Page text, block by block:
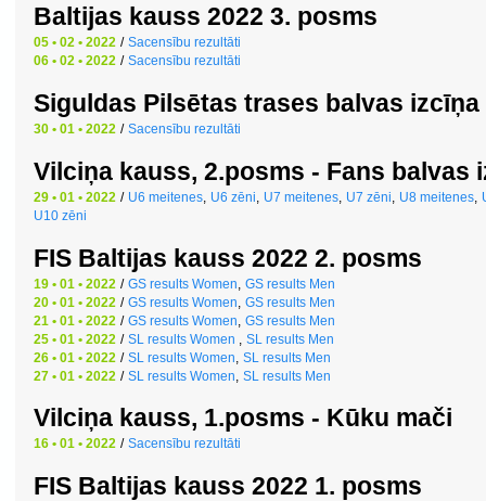
Baltijas kauss 2022 3. posms
05 • 02 • 2022 / Sacensību rezultāti
06 • 02 • 2022 / Sacensību rezultāti
Siguldas Pilsētas trases balvas izcīņa
30 • 01 • 2022 / Sacensību rezultāti
Vilciņa kauss, 2.posms - Fans balvas
29 • 01 • 2022 / U6 meitenes, U6 zēni, U7 meitenes, U7 zēni, U8 meitenes,
U10 zēni
FIS Baltijas kauss 2022 2. posms
19 • 01 • 2022 / GS results Women GS results Men
20 • 01 • 2022 / GS results Women GS results Men
21 • 01 • 2022 / GS results Women GS results Men
25 • 01 • 2022 / SL results Women
SL results Men
26 • 01 • 2022 / SL results Women SL results Men
27 • 01 • 2022 / SL results Women SL results Men
Vilciņa kauss, 1.posms - Kūku mači
16 • 01 • 2022 / Sacensību rezultāti
FIS Baltijas kauss 2022 1. posms